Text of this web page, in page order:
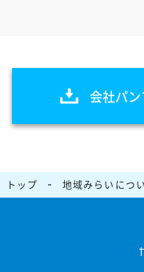
会社パ
トップ 地域みらいにつ